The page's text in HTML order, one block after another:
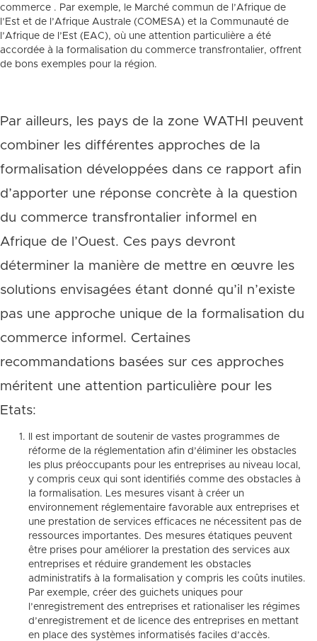
commerce . Par exemple, le Marché commun de l’Afrique de
l’Est et de l’Afrique Australe (COMESA) et la Communauté de
l’Afrique de l’Est (EAC), où une attention particulière a été
accordée à la formalisation du commerce transfrontalier, offrent
de bons exemples pour la région.
Par ailleurs, les pays de la zone WATHI peuvent
combiner les différentes approches de la
formalisation développées dans ce rapport afin
d’apporter une réponse concrète à la question
du commerce transfrontalier informel en
Afrique de l’Ouest. Ces pays devront
déterminer la manière de mettre en œuvre les
solutions envisagées étant donné qu’il n’existe
pas une approche unique de la formalisation du
commerce informel. Certaines
recommandations basées sur ces approches
méritent une attention particulière pour les
Etats:
Il est important de soutenir de vastes programmes de
réforme de la réglementation afin d’éliminer les obstacles
les plus préoccupants pour les entreprises au niveau local,
y compris ceux qui sont identifiés comme des obstacles à
la formalisation. Les mesures visant à créer un
environnement réglementaire favorable aux entreprises et
une prestation de services efficaces ne nécessitent pas de
ressources importantes. Des mesures étatiques peuvent
être prises pour améliorer la prestation des services aux
entreprises et réduire grandement les obstacles
administratifs à la formalisation y compris les coûts inutiles.
Par exemple, créer des guichets uniques pour
l’enregistrement des entreprises et rationaliser les régimes
d’enregistrement et de licence des entreprises en mettant
en place des systèmes informatisés faciles d’accès.